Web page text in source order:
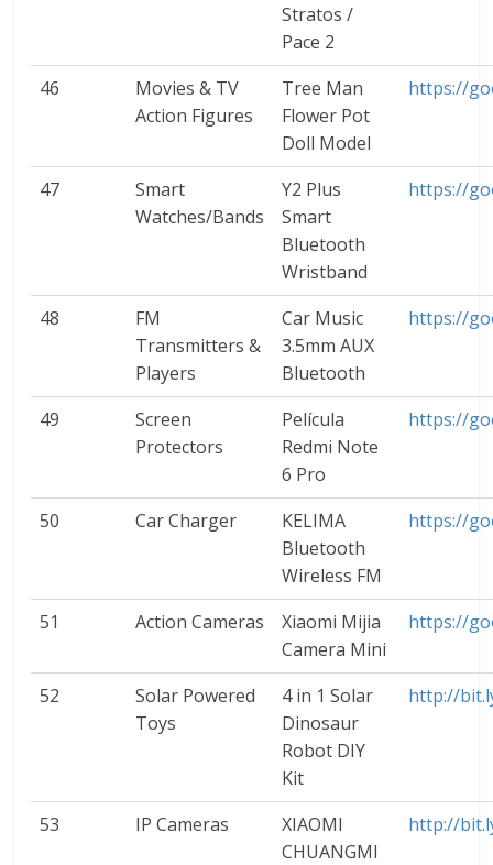
Stratos /
Pace 2
46
Movies & TV
Action Figures
Tree Man
Flower Pot
Doll Model
https://
47
Smart
Watches/Bands
Y2 Plus
Smart
Bluetooth
Wristband
https://
48
FM
Transmitters &
Players
Car Music
3.5mm AUX
Bluetooth
https://
49
Screen
Protectors
Película
Redmi Note
6 Pro
https://
50 Car Charger
KELIMA
Bluetooth
Wireless FM
https://
51 Action Cameras
Xiaomi Mijia
Camera Mini
https://
52
Solar Powered
Toys
4 in 1 Solar
Dinosaur
Robot DIY
Kit
http://
53 IP Cameras
XIAOMI
CHUANGMI
http://